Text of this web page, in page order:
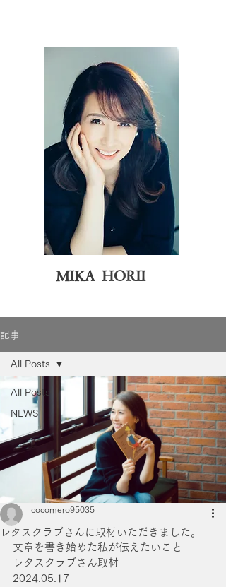
MIKA HORII
記事
All Posts
NEWS
All Posts
レタスクラブさんに取材いただきました。
cocomero95035
文章を書き始めた私が伝えたいこと
レタスクラブさん取材
2024.05.17